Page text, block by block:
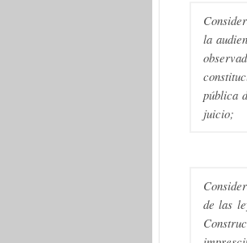
la
pública
juicio;
de las